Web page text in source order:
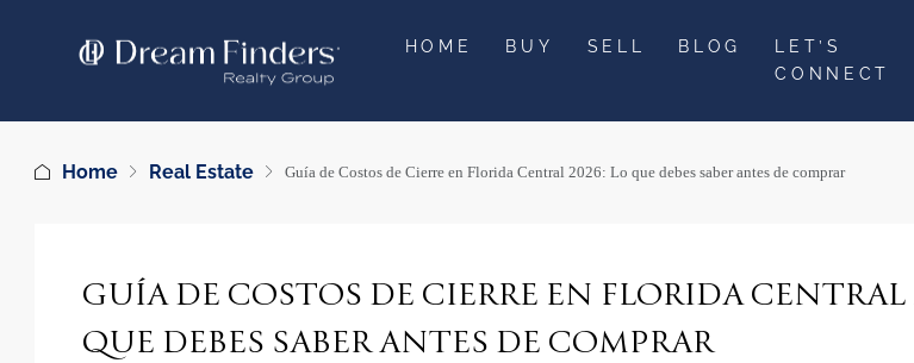
HOME BUY SELL BLOG
LET’S
CONNECT
Home Real Estate Guía de Costos de Cierre en Florida Central 2026: Lo que debes saber antes de comprar
GUÍA DE COSTOS DE CIERRE EN FLORIDA CENTRAL
QUE DEBES SABER ANTES DE COMPRAR